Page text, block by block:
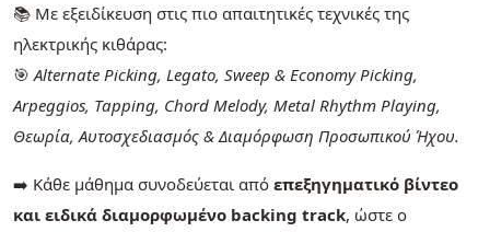
📚 Με εξειδίκευση στις πιο απαιτητικές τεχνικές της
ηλεκτρικής κιθάρας:
🎯 Alternate Picking, Legato, Sweep & Economy Picking,
Arpeggios, Tapping, Chord Melody, Metal Rhythm Playing,
Θεωρία, Αυτοσχεδιασμός & Διαμόρφωση Προσωπικού Ήχου.
➡️ Κάθε μάθημα συνοδεύεται από επεξηγηματικό βίντεο
και ειδικά διαμορφωμένο backing track, ώστε ο